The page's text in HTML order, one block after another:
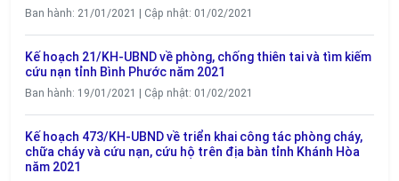
Ban hành: 21/01/2021 | Cập nhật: 01/02/2021
Kế hoạch 21/KH-UBND về phòng, chống thiên tai và tìm kiếm
cứu nạn tỉnh Bình Phước năm 2021
Ban hành: 19/01/2021 | Cập nhật: 01/02/2021
Kế hoạch 473/KH-UBND về triển khai công tác phòng cháy,
chữa cháy và cứu nạn, cứu hộ trên địa bàn tỉnh Khánh Hòa
năm 2021